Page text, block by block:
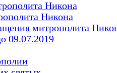
Никона
Никона
митрополита
09.07.2019